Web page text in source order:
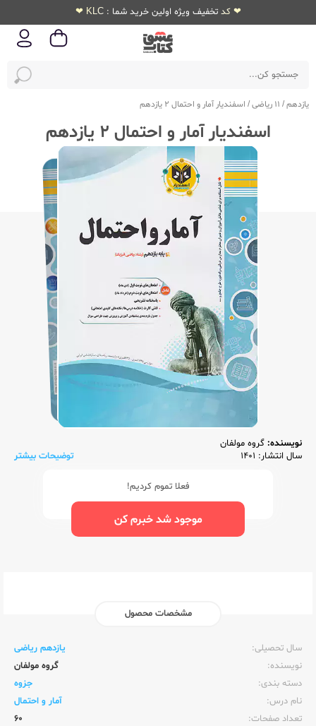
❤ کد تخفیف ویژه اولین خرید شما : KLC ❤
یازدهم/ 11 ریاضی / اسفندیار آمار و احتمال 2 یازدهم
اسفندیار آمار و احتمال 2 یازدهم
نویسنده: گروه مولفان
سال انتشار: 1401
توضیحات بیشتر
فعلا تموم کردیم!
موجود شد خبرم کن
مشخصات محصول
سال تحصیلی:‌
یازدهم ریاضی
نویسنده:‌
گروه مولفان
دسته بندی:
جزوه
نام درس:
آمار و احتمال
تعداد صفحات:‌
60